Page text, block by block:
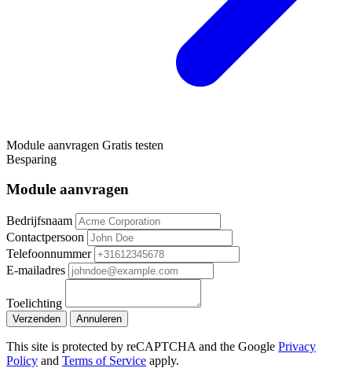
Module aanvragen Gratis testen
Besparing
Module aanvragen
Bedrijfsnaam
Contactpersoon
Telefoonnummer
E-mailadres
Toelichting
Verzenden Annuleren
This site is protected by reCAPTCHA and the Google Privacy
Policy and Terms of Service apply.